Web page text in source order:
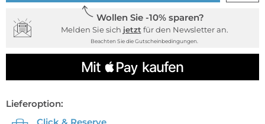
Wollen Sie -10% sparen?
Melden Sie sich jetzt für den Newsletter an.
Beachten Sie die Gutscheinbedingungen.
Lieferoption: